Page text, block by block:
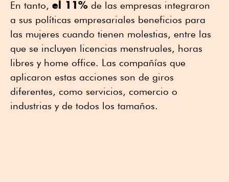
En tanto, el 11% de las empresas integraron
a sus políticas empresariales beneficios para
las mujeres cuando tienen molestias, entre las
que se incluyen licencias menstruales, horas
libres y home office. Las compañías que
aplicaron estas acciones son de giros
diferentes, como servicios, comercio o
industrias y de todos los tamaños.